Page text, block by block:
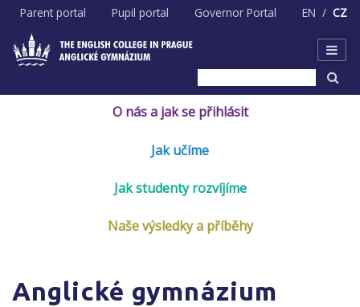
Skip
content
Parent portal Pupil portal Governor Portal EN CZ
O nás a jak se přihlásit
Jak učíme
Jak studenty rozvíjíme
Naše výsledky a příběhy
Anglické gymnázium